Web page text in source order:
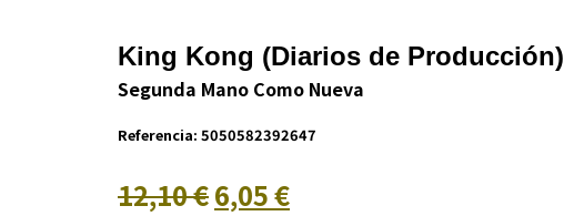
King Kong (Diarios de Producción)
Segunda Mano Como Nueva
Referencia: 5050582392647
12,10 €6,05 €